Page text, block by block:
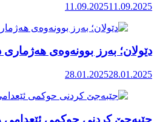
11.09.202511.09.2025
دێولان؛ بەرز بوونەوەی
28.01.202528.01.2025
جێبەجێ کردنی حوکمی ئێعدامی